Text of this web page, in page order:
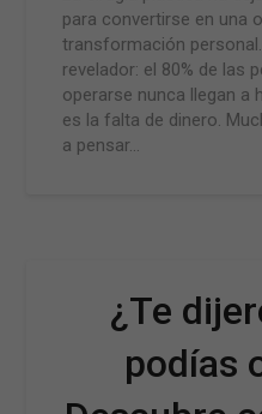
para convertirse en una
transformación
revelador: el 80% de las
operarse nunca llegan a
es la falta de dinero.
a pensar…
¿Te
podías